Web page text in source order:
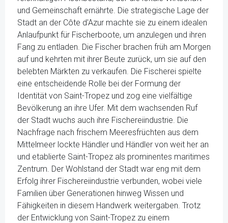
und Gemeinschaft ernährte. Die strategische Lage der
Stadt an der Côte d'Azur machte sie zu einem idealen
Anlaufpunkt für Fischerboote, um anzulegen und ihren
Fang zu entladen. Die Fischer brachen früh am Morgen
auf und kehrten mit ihrer Beute zurück, um sie auf den
belebten Märkten zu verkaufen. Die Fischerei spielte
eine entscheidende Rolle bei der Formung der
Identität von Saint-Tropez und zog eine vielfältige
Bevölkerung an ihre Ufer. Mit dem wachsenden Ruf
der Stadt wuchs auch ihre Fischereiindustrie. Die
Nachfrage nach frischem Meeresfrüchten aus dem
Mittelmeer lockte Händler und Händler von weit her an
und etablierte Saint-Tropez als prominentes maritimes
Zentrum. Der Wohlstand der Stadt war eng mit dem
Erfolg ihrer Fischereiindustrie verbunden, wobei viele
Familien über Generationen hinweg Wissen und
Fähigkeiten in diesem Handwerk weitergaben. Trotz
der Entwicklung von Saint-Tropez zu einem